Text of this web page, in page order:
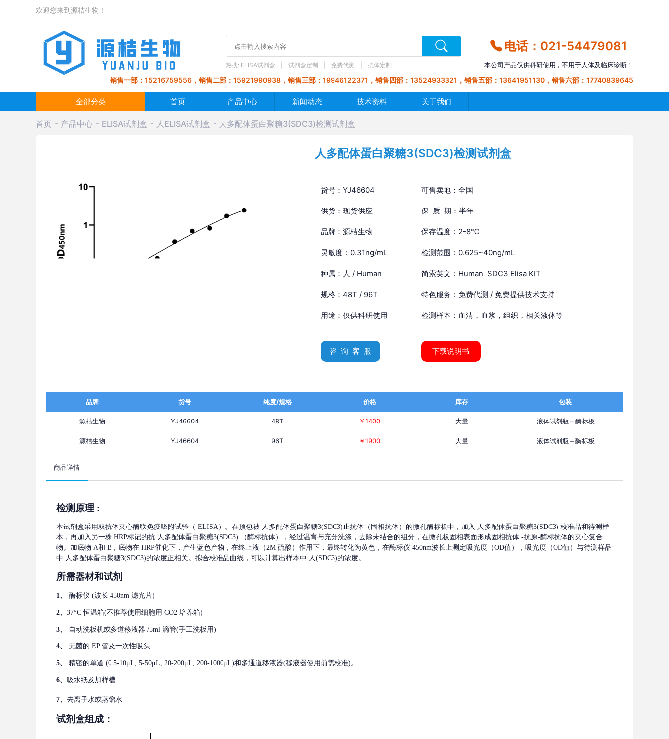
欢迎您来到源桔生物！
热搜: ELISA试剂盒 试剂盒定制 免费代测 抗体定制
电话：021-54479081
本公司产品仅供科研使用，不用于人体及临床诊断！
销售一部：15216759556，销售二部：15921990938，销售三部：19946122371，销售四部：13524933321，销售五部：13641951130，销售六部：17740839645
全部分类 首页 产品中心 新闻动态 技术资料 关于我们
首页 产品中心 ELISA试剂盒 人ELISA试剂盒 人多配体蛋白聚糖3(SDC3)检测试剂盒
人多配体蛋白聚糖3(SDC3)检测试剂盒
货号：YJ46604 可售卖地：全国
供货：现货供应 保 质 期：半年
品牌：源桔生物 保存温度：2-8℃
灵敏度：0.31ng/mL 检测范围：0.625~40ng/mL
种属：人 / Human 简索英文：Human SDC3 Elisa KIT
规格：48T / 96T 特色服务：免费代测 / 免费提供技术支持
用途：仅供科研使用 检测样本：血清，血浆，组织，相关液体等
咨 询 客 服 下载说明书
品牌 货号 纯度/规格 价格 库存 包装
源桔生物 YJ46604 48T ￥1400 大量 液体试剂瓶＋酶标板
源桔生物 YJ46604 96T ￥1900 大量 液体试剂瓶＋酶标板
商品详情
检测原理 :
本试剂盒采用双抗体夹心酶联免疫吸附试验（ ELISA）。在预包被 人多配体蛋白聚糖3(SDC3)止抗体（固相抗体）的微孔酶标板中，加入 人多配体蛋白聚糖3(SDC3) 校准品和待测样
本，再加入另一株 HRP标记的抗 人多配体蛋白聚糖3(SDC3) （酶标抗体），经过温育与充分洗涤，去除未结合的组分，在微孔板固相表面形成固相抗体 -抗原-酶标抗体的夹心复合
物。加底物 A和 B，底物在 HRP催化下，产生蓝色产物，在终止液（2M 硫酸）作用下，最终转化为黄色，在酶标仪 450nm波长上测定吸光度（OD值），吸光度（OD值）与待测样品
中 人多配体蛋白聚糖3(SDC3)的浓度正相关。拟合校准品曲线，可以计算出样本中 人(SDC3)的浓度。
所需器材和试剂
1、 酶标仪 (波长 450nm 滤光片)
2、 37°C 恒温箱(不推荐使用细胞用 CO2 培养箱)
3、 自动洗板机或多道移液器 /5ml 滴管(手工洗板用)
4、 无菌的 EP 管及一次性吸头
5、 精密的单道 (0.5-10μL, 5-50μL, 20-200μL, 200-1000μL)和多通道移液器(移液器使用前需校准)。
6、 吸水纸及加样槽
7、 去离子水或蒸馏水
试剂盒组成：